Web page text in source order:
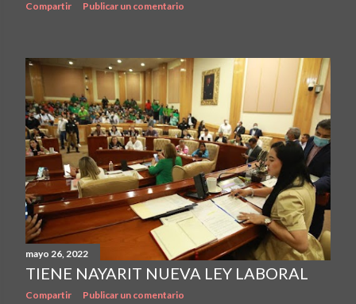
Compartir Publicar un comentario
mayo 26, 2022
TIENE NAYARIT NUEVA LEY LABORAL
Compartir Publicar un comentario